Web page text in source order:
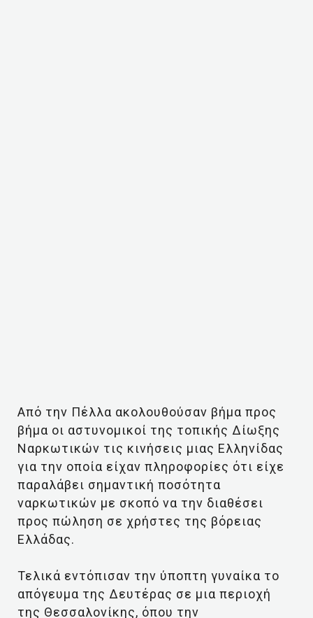
Από την Πέλλα ακολουθούσαν βήμα προς
βήμα οι αστυνομικοί της τοπικής Δίωξης
Ναρκωτικών τις κινήσεις μιας Ελληνίδας
για την οποία είχαν πληροφορίες ότι είχε
παραλάβει σημαντική ποσότητα
ναρκωτικών με σκοπό να την διαθέσει
προς πώληση σε χρήστες της βόρειας
Ελλάδας.
Τελικά εντόπισαν την ύποπτη γυναίκα το
απόγευμα της Δευτέρας σε μια περιοχή
της Θεσσαλονίκης, όπου την